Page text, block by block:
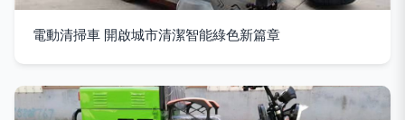
電動清掃車 開啟城市清潔智能綠色新篇章